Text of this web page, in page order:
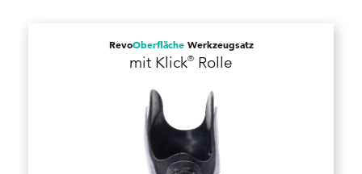
RevoOberflächeWerkzeugsatz
mit Klick® Rolle